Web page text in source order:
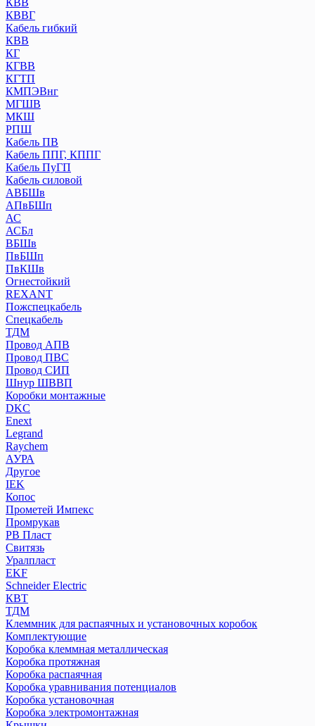
КВВ
КВВГ
Кабель гибкий
КВВ
КГ
КГВВ
КГТП
КМПЭВнг
МГШВ
МКШ
РПШ
Кабель ПВ
Кабель ППГ, КППГ
Кабель ПуГП
Кабель силовой
АВБШв
АПвБШп
АС
АСБл
ВБШв
ПвБШп
ПвКШв
Огнестойкий
REXANT
Пожспецкабель
Спецкабель
ТДМ
Провод АПВ
Провод ПВС
Провод СИП
Шнур ШВВП
Коробки монтажные
DKC
Enext
Legrand
Raychem
АУРА
Другое
IEK
Копос
Прометей Импекс
Промрукав
РВ Пласт
Свитязь
Уралпласт
EKF
Schneider Electric
КВТ
ТДМ
Клеммник для распаячных и установочных коробок
Комплектующие
Коробка клеммная металлическая
Коробка протяжная
Коробка распаячная
Коробка уравнивания потенциалов
Коробка установочная
Коробка электромонтажная